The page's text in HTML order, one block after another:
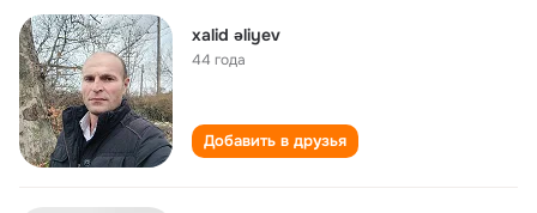
xalid əliyev
44 года
Добавить в друзья